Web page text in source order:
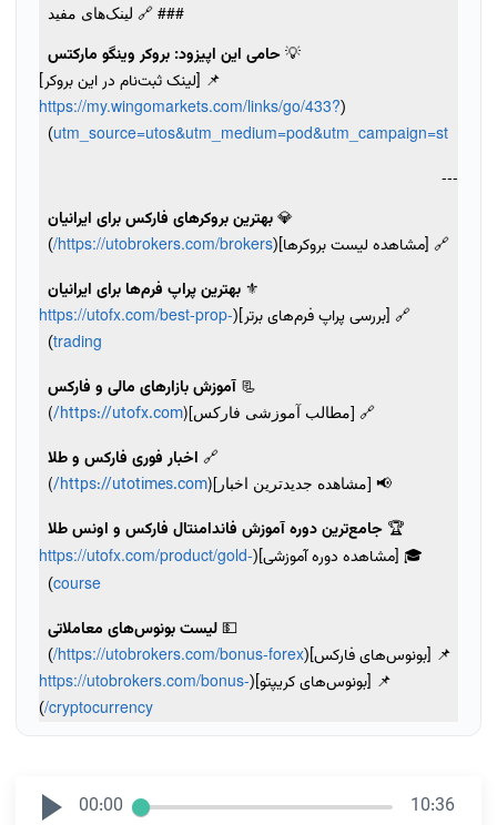
### 🔗 لینک‌های مفید
💡 حامی این اپیزود: بروکر وینگو مارکتس
📌 [لینک ثبت‌نام در این بروکر]
(
https://my.wingomarkets.com/links/go/433?
utm_source=utos&utm_medium=pod&utm_campaign=st
)
---
💎 بهترین بروکرهای فارکس برای ایرانیان
🔗 [مشاهده لیست بروکرها](https://utobrokers.com/brokers/
)
⚜️ بهترین پراپ فرم‌ها برای ایرانیان
🔗 [بررسی پراپ فرم‌های برتر](https://utofx.com/best-prop-
trading
)
📃 آموزش بازارهای مالی و فارکس
🔗 [مطالب آموزشی فارکس](https://utofx.com/
)
🔗 اخبار فوری فارکس و طلا
📢 [مشاهده جدیدترین اخبار](https://utotimes.com/
)
🏆 جامع‌ترین دوره آموزش فاندامنتال فارکس و اونس طلا
🎓 [مشاهده دوره آموزشی](https://utofx.com/product/gold-
course
)
💵 لیست بونوس‌های معاملاتی
📌 [بونوس‌های فارکس](https://utobrokers.com/bonus-forex/
)
📌 [بونوس‌های کریپتو](https://utobrokers.com/bonus-
cryptocurrency/
)
00:00 10:36